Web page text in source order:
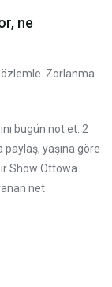
ne
Zorlanma
bugün not et: 2
yaşına göre
Show Ottowa
net